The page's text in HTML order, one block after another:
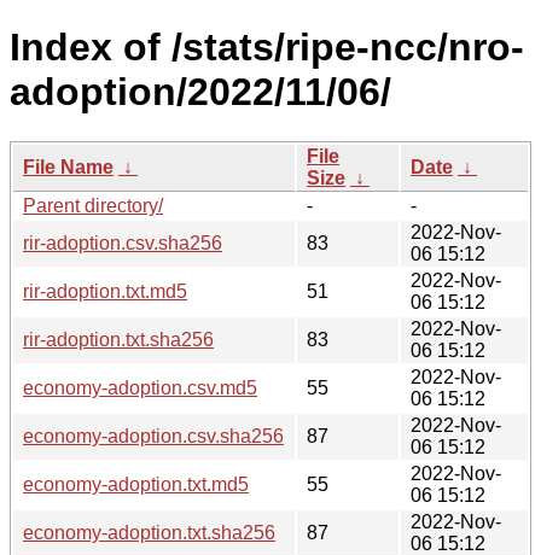
Index of /stats/ripe-ncc/nro-
adoption/2022/11/06/
File Name ↓
File
Size ↓
Date ↓
Parent directory/
-
-
rir-adoption.csv.sha256
83
2022-Nov-
06 15:12
rir-adoption.txt.md5
51
2022-Nov-
06 15:12
rir-adoption.txt.sha256
83
2022-Nov-
06 15:12
economy-adoption.csv.md5
55
2022-Nov-
06 15:12
economy-adoption.csv.sha256
87
2022-Nov-
06 15:12
economy-adoption.txt.md5
55
2022-Nov-
06 15:12
economy-adoption.txt.sha256
87
2022-Nov-
06 15:12